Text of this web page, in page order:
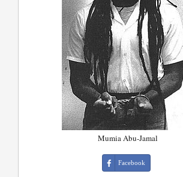
Mumia Abu-Jamal
Facebook